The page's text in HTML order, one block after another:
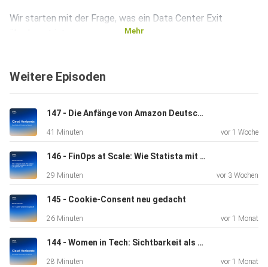
Wir starten mit der Frage, was ein Data Center Exit
konkret: Welche Auslöser bringen Unternehmen dazu, jetzt
handeln? Auslaufende Verträge, SAP-Migrationen, die
Broadcom-VMware-Situation – die Compelling Events
häufen sich.
Mehr
Weitere Episoden
147 - Die Anfänge von Amazon Deutschland & mehr
41 Minuten vor 1 Woche
146 - FinOps at Scale: Wie Statista mit 120 AWS-Accounts den Shift Left geschafft hat
29 Minuten vor 3 Wochen
145 - Cookie-Consent neu gedacht
26 Minuten vor 1 Monat
144 - Women in Tech: Sichtbarkeit als Karriere-Katalysator
28 Minuten vor 1 Monat